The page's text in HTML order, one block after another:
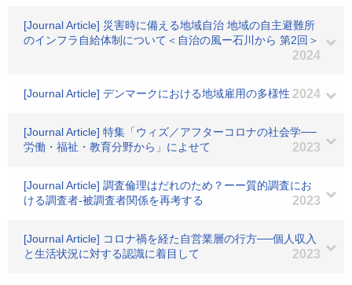
[Journal Article] 災害時に備える地域自治 地域の自主避難所
のインフラ自給体制について＜自治の風ー石川から 第2回＞
2024
[Journal Article] デンマークにおける地域雇用の多様性 2024
[Journal Article] 特集「ウィズ／アフターコロナの社会学──
労働・福祉・教育分野から」によせて
2023
[Journal Article] 調査倫理はだれのため？ーー質的調査にお
ける調査者‐被調査者関係を再考する
2023
[Journal Article] コロナ禍を経た自営業層の行方──個人収入
と生活状況に対する認識に着目して
2023